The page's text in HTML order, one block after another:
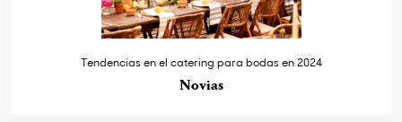
Tendencias en el catering para bodas en 2024
Novias